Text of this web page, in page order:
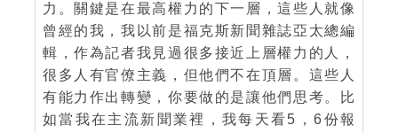
力。關鍵是在最高權力的下一層，這些人就像
曾經的我，我以前是福克斯新聞雜誌亞太總編
輯，作為記者我見過很多接近上層權力的人，
很多人有官僚主義，但他們不在頂層。這些人
有能力作出轉變，你要做的是讓他們思考。比
如當我在主流新聞業裡，我每天看5，6份報